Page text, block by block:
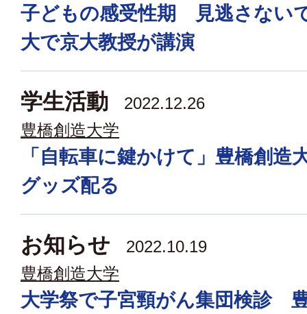
子どもの感受性期 見逃さない
大で京大教授が講演
学生活動
2022.12.26
豊橋創造大学
「自転車に鍵かけて」豊橋創
グッズ配る
お知らせ
2022.10.19
豊橋創造大学
大学祭で子宮頸がん集団検診